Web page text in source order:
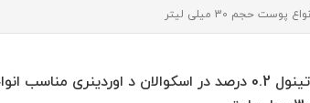
سرم رتینول 0.2 درصد در اسکوالان د اوردینری